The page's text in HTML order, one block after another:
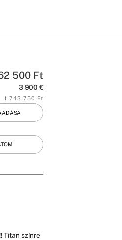
1 743 750Ft
500 Ft
3 900 €
Titan színre